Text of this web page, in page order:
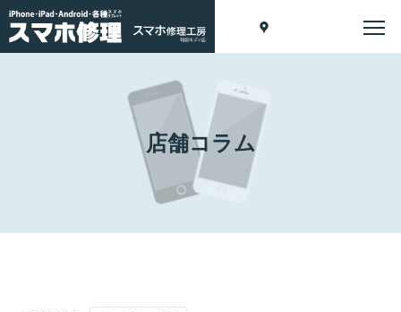
店舗コラム